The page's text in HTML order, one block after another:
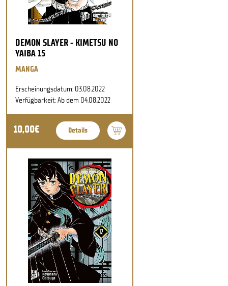
DEMON SLAYER - KIMETSU NO
YAIBA 15
MANGA
Erscheinungsdatum: 03.08.2022
Verfügbarkeit: Ab dem 04.08.2022
10,00€ Details